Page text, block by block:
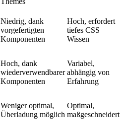
Niedrig, dank
vorgefertigten
Komponenten
Hoch, erfordert
tiefes CSS
Wissen
Hoch, dank
wiederverwendbarer
Komponenten
Variabel,
abhängig von
Erfahrung
Weniger optimal,
Überladung möglich
Optimal,
maßgeschneidert